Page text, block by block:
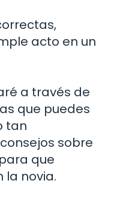
acto en un
a través de
que puedes
tan
sobre
que
la novia.